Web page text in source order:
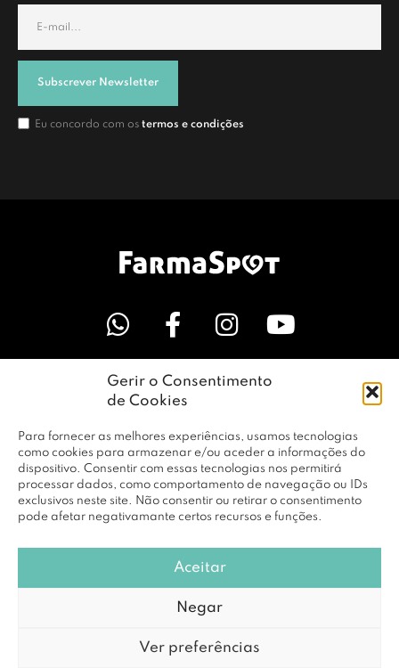
Gerir o Consentimento
de Cookies
Para fornecer as melhores experiências, usamos tecnologias
como cookies para armazenar e/ou aceder a informações do
dispositivo. Consentir com essas tecnologias nos permitirá
processar dados, como comportamento de navegação ou IDs
exclusivos neste site. Não consentir ou retirar o consentimento
pode afetar negativamante certos recursos e funções.
Aceitar
Negar
Ver preferências
Subscrever Newsletter
Eu concordo com os termos e condições
LINKS ÚTEIS
EMPRESA
PERFIL
© Copyright 2026 RBF Distribuição Lda. Todos os Direitos